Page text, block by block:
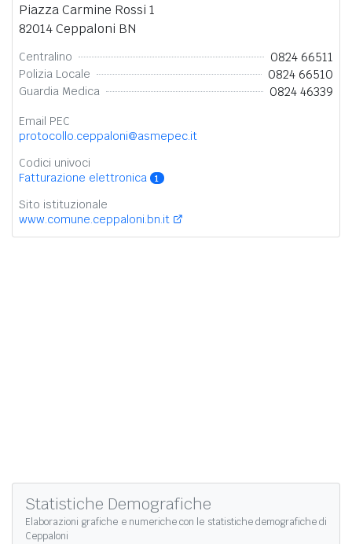
Piazza Carmine Rossi 1
82014 Ceppaloni BN
Centralino 0824 66511
Polizia Locale 0824 66510
Guardia Medica 0824 46339
Email PEC
protocollo.ceppaloni@asmepec.it
Codici univoci
Fatturazione elettronica
1
Sito istituzionale
www.comune.ceppaloni.bn.it
Statistiche Demografiche
Elaborazioni grafiche e numeriche con le statistiche demografiche di
Ceppaloni